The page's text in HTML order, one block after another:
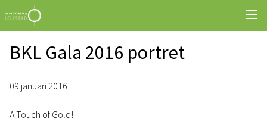
BKL Gala 2016 portret
09 januari 2016
A Touch of Gold!